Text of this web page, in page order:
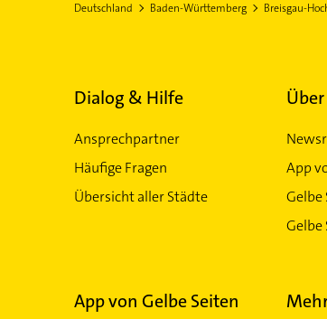
Deutschland Baden-Württemberg Breisgau-
Dialog & Hilfe
Ansprechpartner
Häufige Fragen
Übersicht aller Städte
App
Gelbe
Gelbe
App von Gelbe Seiten